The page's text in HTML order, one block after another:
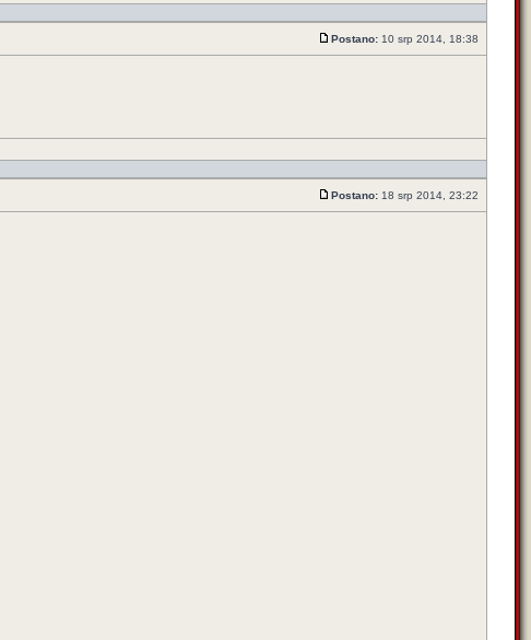
Postano: 10 srp 2014, 18:38
Postano: 18 srp 2014, 23:22